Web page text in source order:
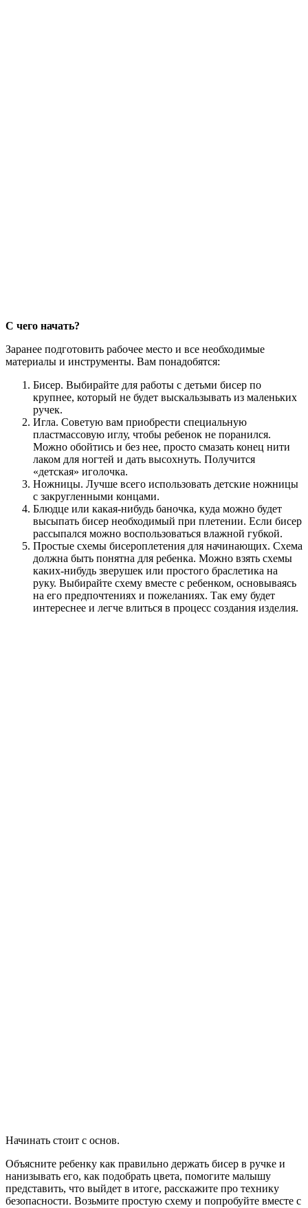
С чего начать?
Заранее подготовить рабочее место и все необходимые
материалы и инструменты. Вам понадобятся:
Бисер. Выбирайте для работы с детьми бисер по
крупнее, который не будет выскальзывать из маленьких
ручек.
Игла. Советую вам приобрести специальную
пластмассовую иглу, чтобы ребенок не поранился.
Можно обойтись и без нее, просто смазать конец нити
лаком для ногтей и дать высохнуть. Получится
«детская» иголочка.
Ножницы. Лучше всего использовать детские ножницы
с закругленными концами.
Блюдце или какая-нибудь баночка, куда можно будет
высыпать бисер необходимый при плетении. Если бисер
рассыпался можно воспользоваться влажной губкой.
Простые схемы бисероплетения для начинающих. Схема
должна быть понятна для ребенка. Можно взять схемы
каких-нибудь зверушек или простого браслетика на
руку. Выбирайте схему вместе с ребенком, основываясь
на его предпочтениях и пожеланиях. Так ему будет
интереснее и легче влиться в процесс создания изделия.
Начинать стоит с основ.
Объясните ребенку как правильно держать бисер в ручке и
нанизывать его, как подобрать цвета, помогите малышу
представить, что выйдет в итоге, расскажите про технику
безопасности. Возьмите простую схему и попробуйте вместе с